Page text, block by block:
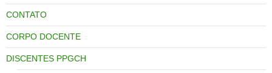
CONTATO
CORPO DOCENTE
DISCENTES PPGCH